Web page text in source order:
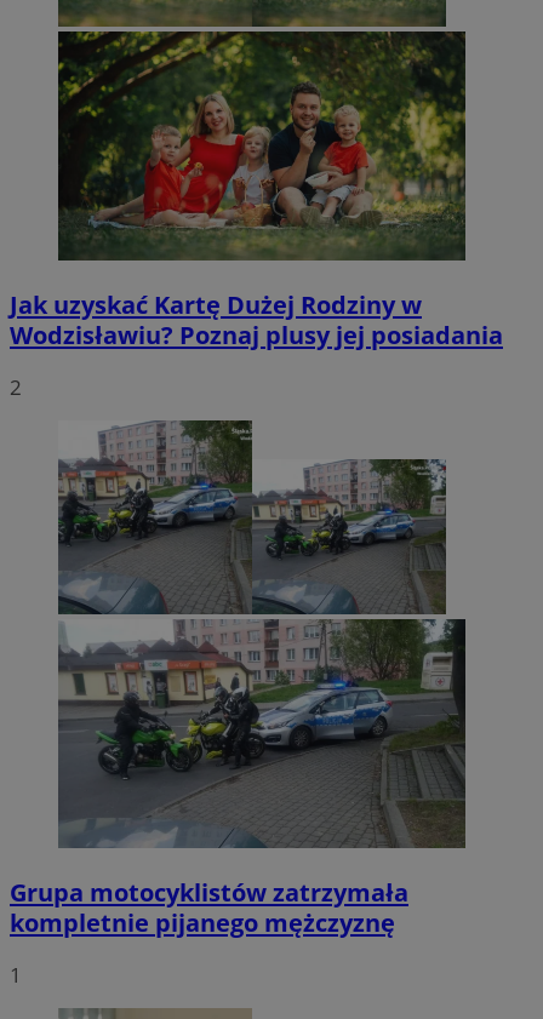
Jak uzyskać Kartę Dużej Rodziny w
Wodzisławiu? Poznaj plusy jej posiadania
2
Grupa motocyklistów zatrzymała
kompletnie pijanego mężczyznę
1